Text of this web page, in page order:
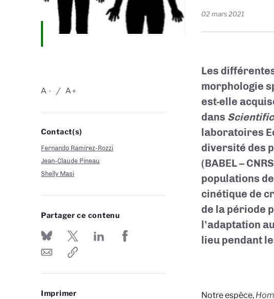
-
A +
A
Contact(s)
Fernando Ramirez-Rozzi
Jean-Claude Pineau
Shelly Masi
Partager ce contenu
Imprimer
02 mars 2021
Les
morphologie
est-elle
dans
laboratoires
diversité des
(BABEL –
populations
cinétique de
de la période
l’adaptation
lieu pendant
Notre espèce,